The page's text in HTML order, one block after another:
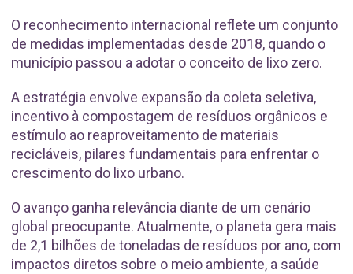
O reconhecimento internacional reflete um conjunto
de medidas implementadas desde 2018, quando o
município passou a adotar o conceito de lixo zero.
A estratégia envolve expansão da coleta seletiva,
incentivo à compostagem de resíduos orgânicos e
estímulo ao reaproveitamento de materiais
recicláveis, pilares fundamentais para enfrentar o
crescimento do lixo urbano.
O avanço ganha relevância diante de um cenário
global preocupante. Atualmente, o planeta gera mais
de 2,1 bilhões de toneladas de resíduos por ano, com
impactos diretos sobre o meio ambiente, a saúde